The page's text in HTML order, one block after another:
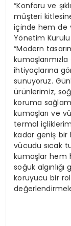
“Konforu ve
müşteri
içinde hem de
Yönetim Kurulu
“Modern
kumaşlarımızla
ihtiyaçlarına
sunuyoruz.
ürünlerimiz,
koruma
kumaşları ve
termal
kadar geniş bir
vücudu sıcak
kumaşlar hem
soğuk
koruyucu bir